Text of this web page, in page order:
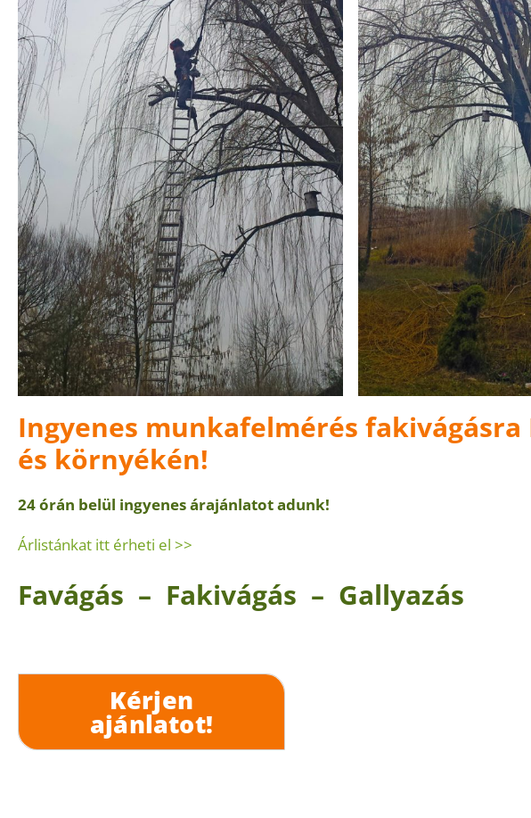
Ingyenes munkafelmérés fakivágásra
és környékén!
24 órán belül ingyenes árajánlatot adunk!
Árlistánkat itt érheti el >>
Favágás – Fakivágás – Gallyazás
Kérjen
ajánlatot!